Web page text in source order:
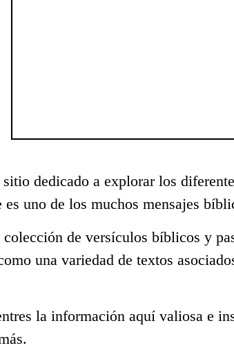
dedicado a explorar los
es uno de los muchos mensajes
de versículos bíblicos y
una variedad de textos
la información aquí valiosa e